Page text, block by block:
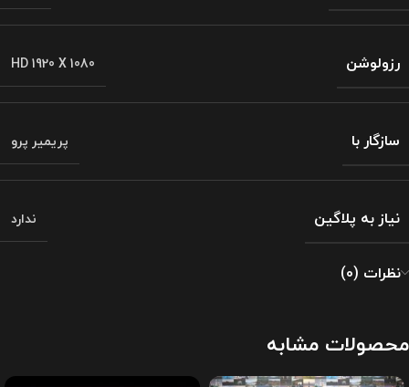
رزولوشن HD 1920 X 1080
سازگار با پریمیر پرو
نیاز به پلاگین ندارد
نظرات (0)
محصولات مشابه